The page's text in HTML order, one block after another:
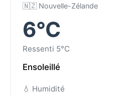
🇳🇿 Nouvelle-Zélande
6°C
Ressenti 5°C
Ensoleillé
💧 Humidité